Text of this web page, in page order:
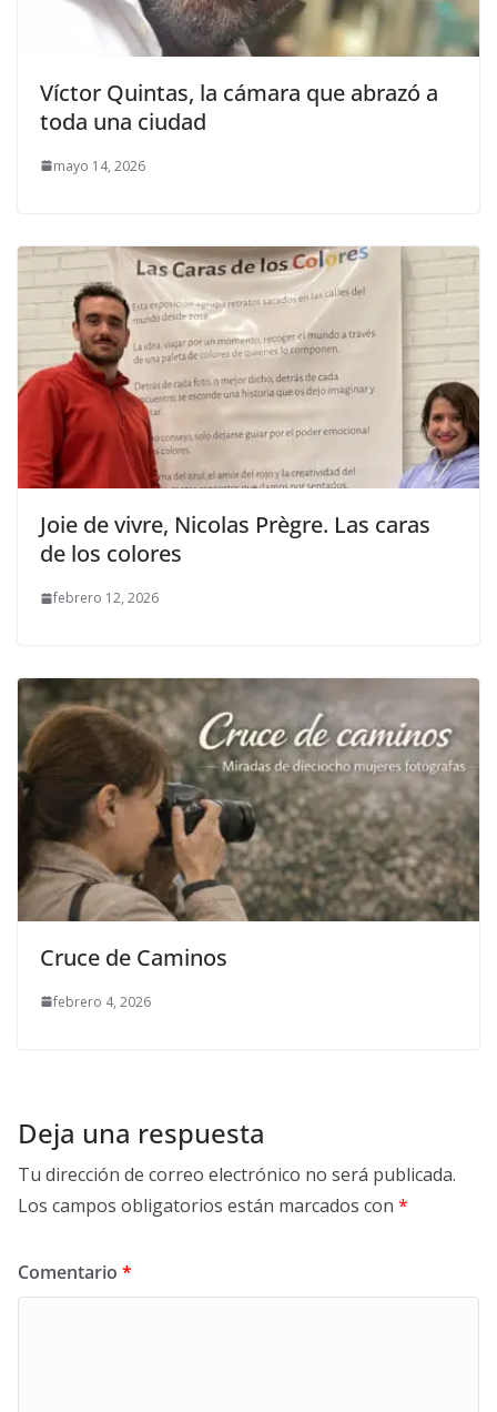
Víctor Quintas, la cámara que abrazó a
toda una ciudad
mayo 14, 2026
Joie de vivre, Nicolas Prègre. Las caras
de los colores
febrero 12, 2026
Cruce de Caminos
febrero 4, 2026
Deja una respuesta
Tu dirección de correo electrónico no será publicada.
Los campos obligatorios están marcados con *
Comentario *